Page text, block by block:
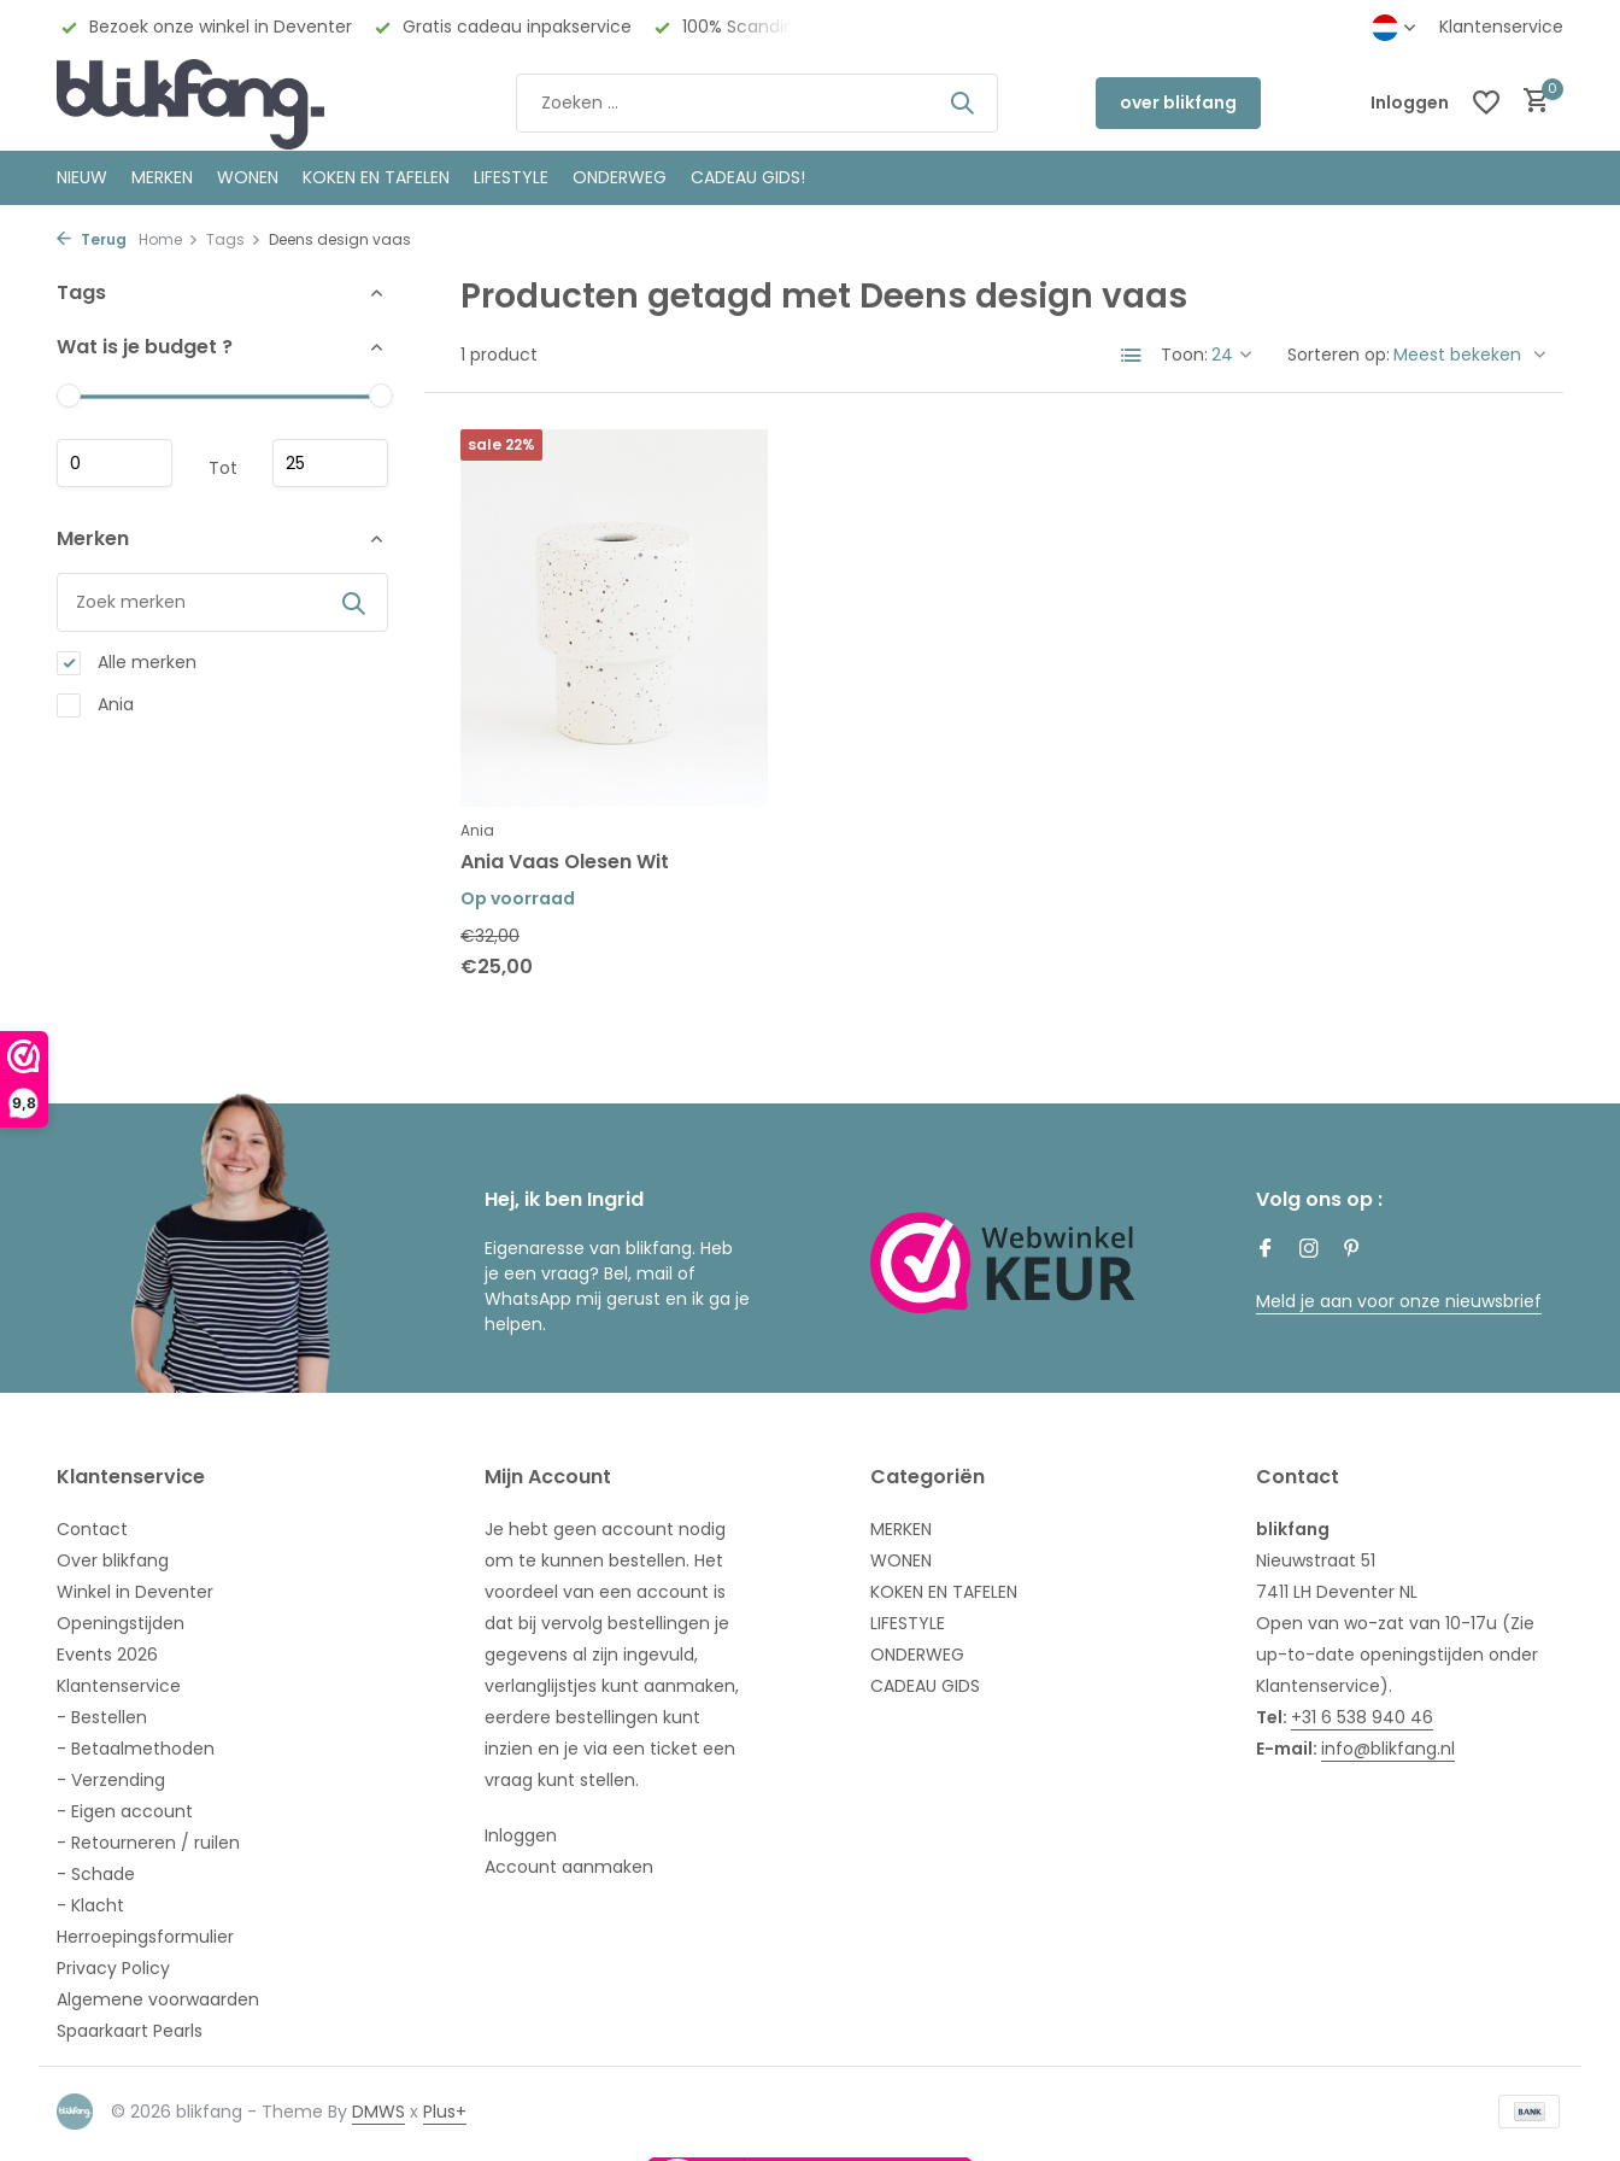
9,8
Bezoek onze winkel in Deventer Gratis cadeau inpakservice 100% Scandinavisch Design Klantenservice
over blikfang Inloggen
0
NIEUW MERKEN WONEN KOKEN EN TAFELEN LIFESTYLE ONDERWEG CADEAU GIDS!
Terug Home Tags Deens design vaas
Tags
Wat is je budget ?
Tot
Merken
Alle merken
Ania
Producten getagd met Deens design vaas
1 product Toon: Sorteren op:
sale 22%
Ania
Ania Vaas Olesen Wit
Op voorraad
€32,00
€25,00
Hej, ik ben Ingrid
Eigenaresse van blikfang. Heb
je een vraag? Bel, mail of
WhatsApp mij gerust en ik ga je
helpen.
Volg ons op :
Meld je aan voor onze nieuwsbrief
Klantenservice
Contact
Over blikfang
Winkel in Deventer
Openingstijden
Events 2026
Klantenservice
- Bestellen
- Betaalmethoden
- Verzending
- Eigen account
- Retourneren / ruilen
- Schade
- Klacht
Herroepingsformulier
Privacy Policy
Algemene voorwaarden
Spaarkaart Pearls
Mijn Account
Je hebt geen account nodig
om te kunnen bestellen. Het
voordeel van een account is
dat bij vervolg bestellingen je
gegevens al zijn ingevuld,
verlanglijstjes kunt aanmaken,
eerdere bestellingen kunt
inzien en je via een ticket een
vraag kunt stellen.
Inloggen
Account aanmaken
Categoriën
MERKEN
WONEN
KOKEN EN TAFELEN
LIFESTYLE
ONDERWEG
CADEAU GIDS
Contact
blikfang
Nieuwstraat 51
7411 LH Deventer NL
Open van wo-zat van 10-17u (Zie
up-to-date openingstijden onder
Klantenservice).
Tel: +31 6 538 940 46
E-mail: info@blikfang.nl
© 2026 blikfang - Theme By DMWS x Plus+